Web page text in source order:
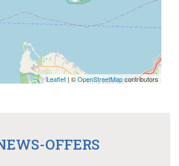
Leaflet | ©OpenStreetMapcontributors
OFFERS